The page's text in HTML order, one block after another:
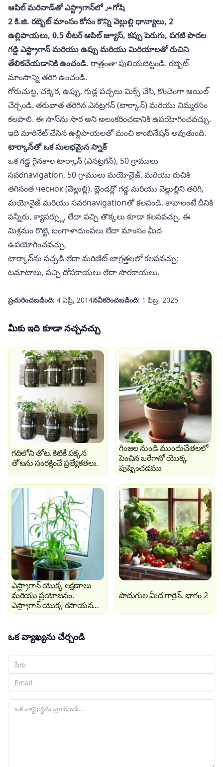
ఆపిల్ మరినాడ్‌తో ఎస్ట్రాగాన్‌లో خرగోషి
2 కి.జి. రబ్బెట్ మాంసం కోసం కొన్ని వెల్లుల్లి ధాన్యాలు, 2
ఉల్లిపాయలు, 0.5 లీటర్ ఆపిల్ జ్యూస్, కప్పు పెరుగు, పగటి పొదల
గడ్డి ఎస్ట్రాగాన్ మరియు ఉప్పు మరియు మిరియాలతో రుచిని
తేలికచేయడానికి ఉంచండి. రాత్రంతా పులియబెట్టండి. రబ్బెట్
మాంసాన్ని తరిగి ఉంచండి.
గోరుచుట్ట, చక్కెర, ఉప్పు, గుడ్ల పచ్చలు మిక్స్ చేసి, కొంచెంగా ఆయిల్
చేర్చండి. తరువాత తరిగిన ఎనట్రగన్ (టార్కాన్) మరియు నిమ్మరసం
కలపాలి. ఈ సాస్‌ను సొర అని అలంకరించడానికి ఉపయోగించవచ్చు.
ఇది మారినేట్ చేసిన ఉల్లిపాయలతో మంచి కాంబినేషన్ అవుతుంది.
టార్కాన్‌తో ఒక సులభమైన స్నాక్
ఒక గడ్డ గైనకాల టార్కాన్ (ఎనట్రగన్), 50 గ్రాములు
సవరnavigation, 50 గ్రాములు మయోనైజ్, మరియు రుచికి
తగినంత чеснок (వెల్లుల్లి). బ్లెండర్లో గడ్డ మరియు వెల్లుల్లిని తరిగి,
మయోనైజ్ మరియు సవరnavigationతో కలపండి. కావాలంటే దీనికి
పన్నీరు, క్యాపర్స్లు, లేదా పచ్చి తొక్కలు కూడా కలపవచ్చు. ఈ
మిశ్రమం రొట్టె, బంగాళాదుంపలు లేదా మాంసం మీద
ఉపయోగించవచ్చు.
టార్కాన్‌ను పచ్చడి లేదా మరిణేట్-జాగ్రత్తలలో కలపవచ్చు:
టమాటాలు, పచ్చి దోసకాయలు లేదా సొరకాయలు.
ప్రచురించబడింది: 4 ఏప్రి, 2014నవీకరించబడింది: 1 ఫిబ్ర, 2025
మీకు ఇది కూడా నచ్చవచ్చు
గదిలోని తోట. కిటికీ పక్కన
తోటను సంరక్షించే ప్రత్యేకతలు.
గింజల నుండి ముందుచేతలలో
పెంచిన ఒరేగానో యొక్క
పుష్పించడము
ఎస్ట్రాగాన్ యొక్క లక్షణాలు
మరియు ప్రయోజనం.
ఎస్ట్రాగాన్ యొక్క రసాయన
composição
పొదుగుల మీద గార్డెన్. భాగం 2
ఒక వ్యాఖ్యను చేర్చండి
మీ పేరు
మీ ఇమెయిల్
మీ వ్యాఖ్య